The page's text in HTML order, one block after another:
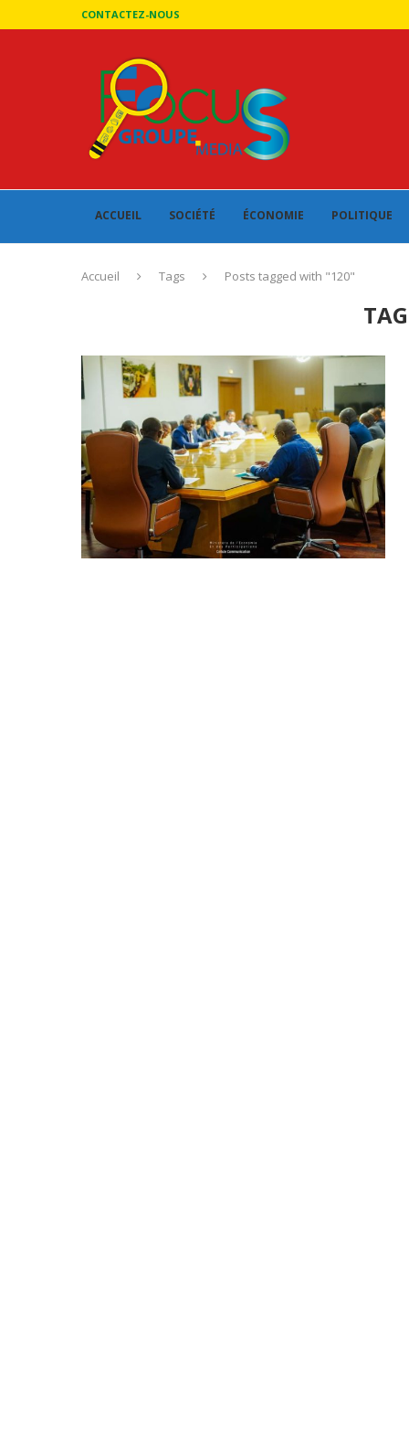
CONTACTEZ-NOUS
ACCUEIL SOCIÉTÉ ÉCONOMIE POLITIQUE
Accueil Tags Posts tagged with "120"